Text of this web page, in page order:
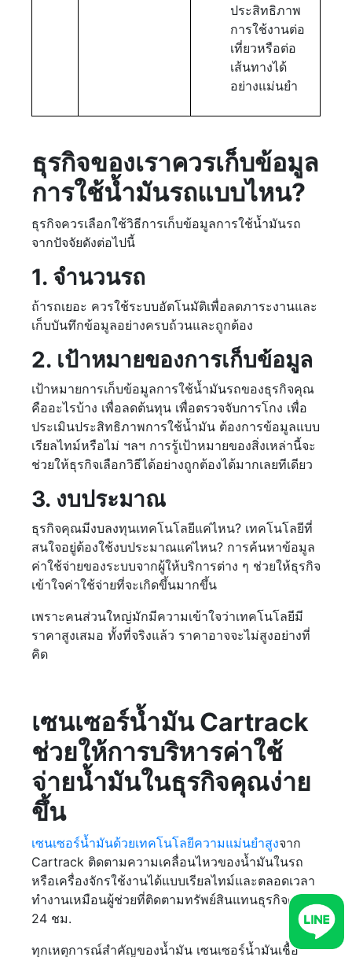
ประสิทธิภาพ
การใช้งานต่อ
เที่ยวหรือต่อ
เส้นทางได้
อย่างแม่นยำ
ธุรกิจของเราควรเก็บข้อมูล
การใช้น้ำมันรถแบบไหน?
ธุรกิจควรเลือกใช้วิธีการเก็บข้อมูลการใช้น้ำมันรถ
จากปัจจัยดังต่อไปนี้
1. จำนวนรถ
ถ้ารถเยอะ ควรใช้ระบบอัตโนมัติเพื่อลดภาระงานและ
เก็บบันทึกข้อมูลอย่างครบถ้วนและถูกต้อง
2. เป้าหมายของการเก็บข้อมูล
เป้าหมายการเก็บข้อมูลการใช้น้ำมันรถของธุรกิจคุณ
คืออะไรบ้าง เพื่อลดต้นทุน เพื่อตรวจจับการโกง เพื่อ
ประเมินประสิทธิภาพการใช้น้ำมัน ต้องการข้อมูลแบบ
เรียลไทม์หรือไม่ ฯลฯ การรู้เป้าหมายของสิ่งเหล่านี้จะ
ช่วยให้ธุรกิจเลือกวิธีได้อย่างถูกต้องได้มากเลยทีเดียว
3. งบประมาณ
ธุรกิจคุณมีงบลงทุนเทคโนโลยีแค่ไหน? เทคโนโลยีที่
สนใจอยู่ต้องใช้งบประมาณแค่ไหน? การค้นหาข้อมูล
ค่าใช้จ่ายของระบบจากผู้ให้บริการต่าง ๆ ช่วยให้ธุรกิจ
เข้าใจค่าใช้จ่ายที่จะเกิดขึ้นมากขึ้น
เพราะคนส่วนใหญ่มักมีความเข้าใจว่าเทคโนโลยีมี
ราคาสูงเสมอ ทั้งที่จริงแล้ว ราคาอาจจะไม่สูงอย่างที่
คิด
เซนเซอร์น้ำมัน Cartrack
ช่วยให้การบริหารค่าใช้
จ่ายน้ำมันในธุรกิจคุณง่าย
ขึ้น
เซนเซอร์น้ำมันด้วยเทคโนโลยีความแม่นยำสูงจาก
Cartrack ติดตามความเคลื่อนไหวของน้ำมันในรถ
หรือเครื่องจักรใช้งานได้แบบเรียลไทม์และตลอดเวลา
ทำงานเหมือนผู้ช่วยที่ติดตามทรัพย์สินแทนธุรกิจตลอด
24 ชม.
ทุกเหตุการณ์สำคัญของน้ำมัน เซนเซอร์น้ำมันเชื้อ